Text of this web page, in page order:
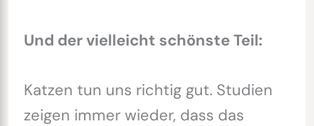
Und der vielleicht schönste Teil:
Katzen tun uns richtig gut. Studien
zeigen immer wieder, dass das